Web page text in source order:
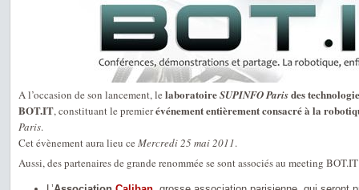
A l’occasion de son lancement, le laboratoireSUPINFO Parisdes
BOT.IT, constituant le premierévénement entièrement consacré à la
Paris.
Cet évènement aura lieu ce Mercredi 25 mai 2011.
Aussi, des partenaires de grande renommée se sont associés au meeting